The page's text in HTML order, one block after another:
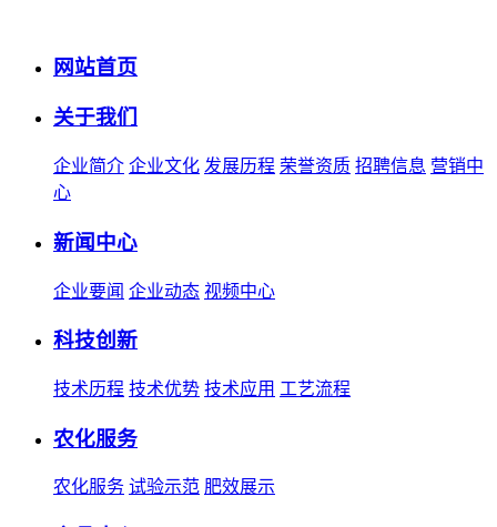
网站首页
关于我们
企业简介 企业文化 发展历程 荣誉资质 招聘信息 营销中
心
新闻中心
企业要闻 企业动态 视频中心
科技创新
技术历程 技术优势 技术应用 工艺流程
农化服务
农化服务 试验示范 肥效展示